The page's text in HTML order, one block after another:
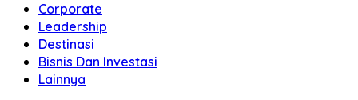
Corporate
Leadership
Destinasi
Bisnis Dan Investasi
Lainnya